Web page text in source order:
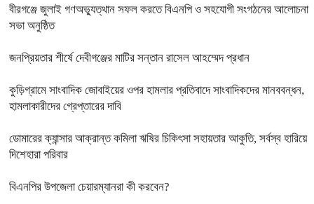
বীরগঞ্জে জুলাই গণঅভ্যুত্থান সফল করতে বিএনপি ও সহযোগী সংগঠনের আলোচনা
সভা অনুষ্ঠিত
জনপ্রিয়তার শীর্ষে দেবীগঞ্জের মাটির সন্তান রাসেল আহম্মেদ প্রধান
কুড়িগ্রামে সাংবাদিক জোবাইয়ের ওপর হামলার প্রতিবাদে সাংবাদিকদের মানববন্ধন,
হামলাকারীদের গ্রেপ্তারের দাবি
ডোমারের ক্যান্সার আক্রান্ত কমিলা ঋষির চিকিৎসা সহায়তার আকুতি, সর্বস্ব হারিয়ে
দিশেহারা পরিবার
বিএনপির উপজেলা চেয়ারম্যানরা কী করবেন?